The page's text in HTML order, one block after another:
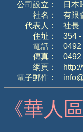
公司設立 ： 日本
社名 ： 有限
代表人
： 社長
住址 ： 354 -
電話 ：
0492
傳真 ：
0492
網頁 ：
電子郵件 ：
《華人